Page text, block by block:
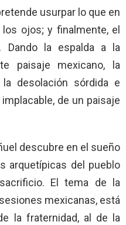
usurpar lo que en
ojos; y finalmente, el
Dando la espalda a la
paisaje mexicano, la
desolación sórdida e
de un paisaje
descubre en el sueño
arquetípicas del pueblo
El tema de la
mexicanas, está
la fraternidad, al de la